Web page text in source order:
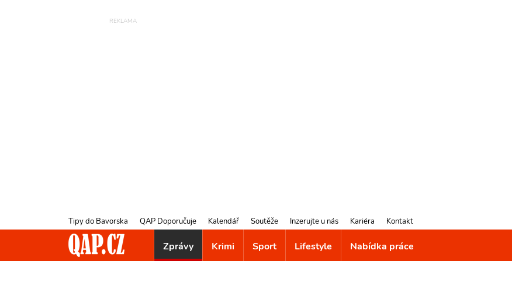
Tipy do Bavorska QAP Doporučuje Kalendář Soutěže Inzerujte u nás Kariéra Kontakt
Zprávy Krimi Sport Lifestyle Nabídka práce